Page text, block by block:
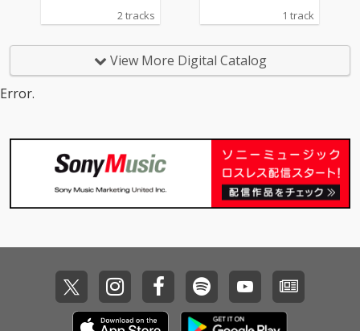
2 tracks 1 track
View More Digital Catalog
Error.